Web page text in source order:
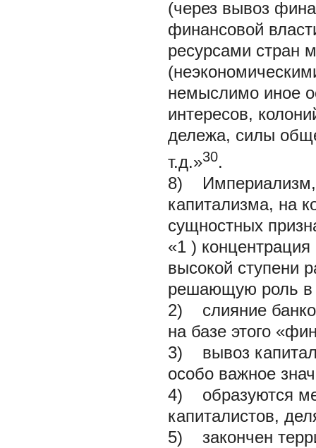
(через вывоз
финансовой
ресурсами стран
немыслимо иное
интересов,
дележа, силы
т.д.»30.
8) Империализм,
капитализма, на
сущностных
«1 )
высокой ступени
решающую роль в
2) слияние
на базе этого
3) вывоз
особо важное
4) образуются
капиталистов,
5) закончен